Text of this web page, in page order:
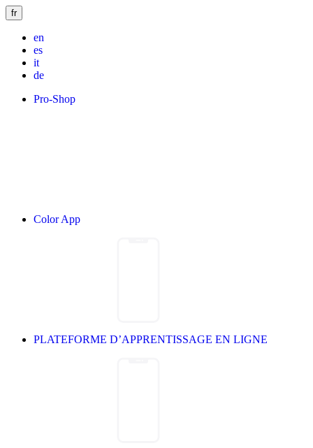
fr
en
es
it
de
Pro-Shop
Color App
PLATEFORME D’APPRENTISSAGE EN LIGNE